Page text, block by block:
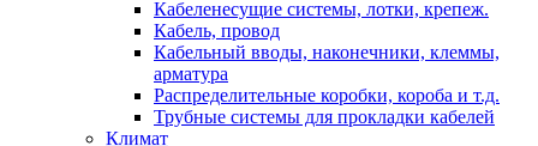
Кабеленесущие системы, лотки, крепеж.
Кабель, провод
Кабельный вводы, наконечники, клеммы,
арматура
Распределительные коробки, короба и т.д.
Трубные системы для прокладки кабелей
Климат